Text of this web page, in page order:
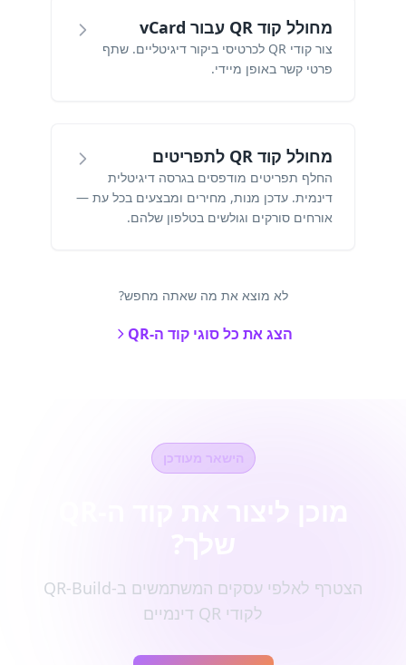
מחולל קוד QR עבור vCard
צור קודי QR לכרטיסי ביקור דיגיטליים. שתף
פרטי קשר באופן מיידי.
מחולל קוד QR לתפריטים
החלף תפריטים מודפסים בגרסה דיגיטלית
דינמית. עדכן מנות, מחירים ומבצעים בכל עת —
אורחים סורקים וגולשים בטלפון שלהם.
לא מוצא את מה שאתה מחפש?
הצג את כל סוגי קוד ה-QR
הישאר מעודכן
הצטרף לאלפי עסקים המשתמשים ב-QR-Build
לקודי QR דינמיים